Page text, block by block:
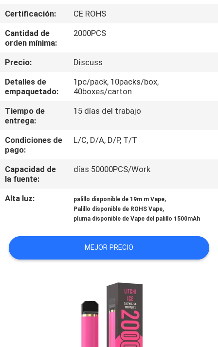
VIAJE
DE
LA
FÁBRICA
CONTROL
DE
CALIDAD
UNA
CITA
Certificación:
CE ROHS
Cantidad de
orden mínima:
2000PCS
Precio:
Discuss
Detalles de
empaquetado:
1pc/pack, 10packs/box,
40boxes/carton
Tiempo de
entrega:
15 días del trabajo
Condiciones de
pago:
L/C, D/A, D/P, T/T
Capacidad de
la fuente:
días 50000PCS/Work
Alta luz: palillo disponible de 19m m Vape,
Palillo disponible de ROHS Vape,
pluma disponible de Vape del palillo 1500mAh
MEJOR PRECIO